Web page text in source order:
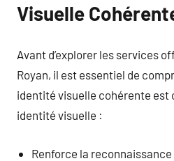
Visuelle
Avant d’explorer les services
Royan, il est essentiel de
identité visuelle cohérente est
identité visuelle :
Renforce la reconnaissance